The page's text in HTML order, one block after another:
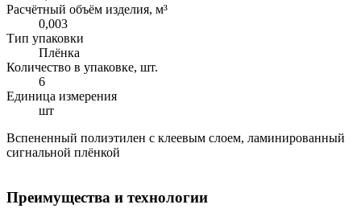
Расчётный объём изделия, м³
0,003
Тип упаковки
Плёнка
Количество в упаковке, шт.
6
Единица измерения
шт
Вспененный полиэтилен с клеевым слоем, ламинированный
сигнальной плёнкой
Преимущества и технологии